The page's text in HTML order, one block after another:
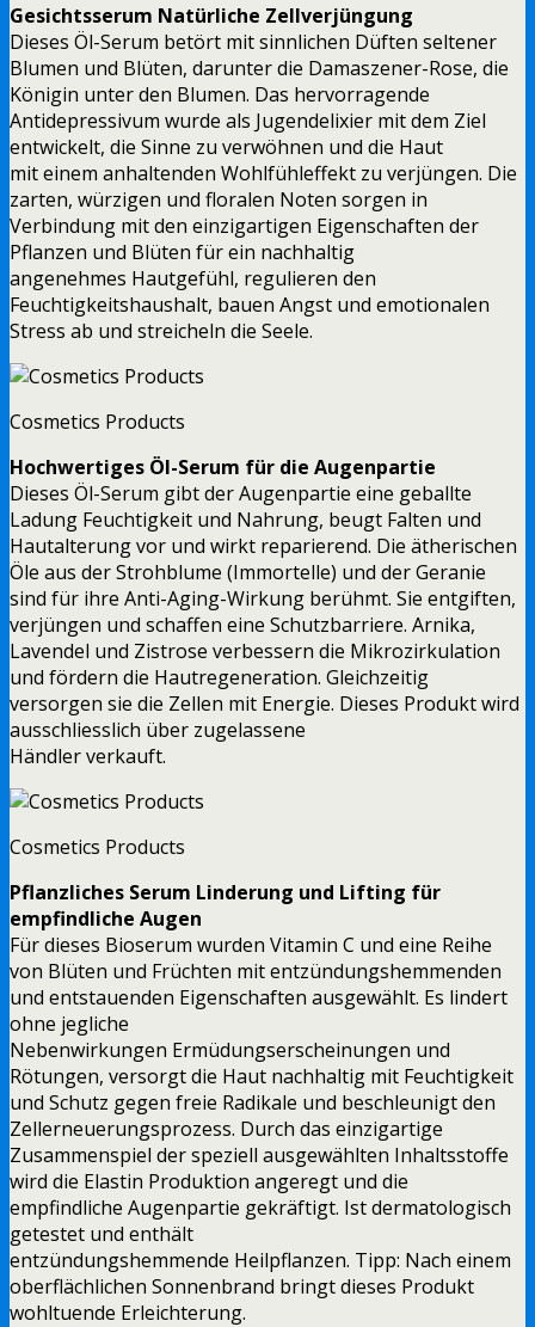
Gesichtsserum Natürliche Zellverjüngung
Dieses Öl-Serum betört mit sinnlichen Düften seltener
Blumen und Blüten, darunter die Damaszener-Rose, die
Königin unter den Blumen. Das hervorragende
Antidepressivum wurde als Jugendelixier mit dem Ziel
entwickelt, die Sinne zu verwöhnen und die Haut
mit einem anhaltenden Wohlfühleffekt zu verjüngen. Die
zarten, würzigen und floralen Noten sorgen in
Verbindung mit den einzigartigen Eigenschaften der
Pflanzen und Blüten für ein nachhaltig
angenehmes Hautgefühl, regulieren den
Feuchtigkeitshaushalt, bauen Angst und emotionalen
Stress ab und streicheln die Seele.
Cosmetics Products
Hochwertiges Öl-Serum für die Augenpartie
Dieses Öl-Serum gibt der Augenpartie eine geballte
Ladung Feuchtigkeit und Nahrung, beugt Falten und
Hautalterung vor und wirkt reparierend. Die ätherischen
Öle aus der Strohblume (Immortelle) und der Geranie
sind für ihre Anti-Aging-Wirkung berühmt. Sie entgiften,
verjüngen und schaffen eine Schutzbarriere. Arnika,
Lavendel und Zistrose verbessern die Mikrozirkulation
und fördern die Hautregeneration. Gleichzeitig
versorgen sie die Zellen mit Energie. Dieses Produkt wird
ausschliesslich über zugelassene
Händler verkauft.
Cosmetics Products
Pflanzliches Serum Linderung und Lifting für
empfindliche Augen
Für dieses Bioserum wurden Vitamin C und eine Reihe
von Blüten und Früchten mit entzündungshemmenden
und entstauenden Eigenschaften ausgewählt. Es lindert
ohne jegliche
Nebenwirkungen Ermüdungserscheinungen und
Rötungen, versorgt die Haut nachhaltig mit Feuchtigkeit
und Schutz gegen freie Radikale und beschleunigt den
Zellerneuerungsprozess. Durch das einzigartige
Zusammenspiel der speziell ausgewählten Inhaltsstoffe
wird die Elastin Produktion angeregt und die
empfindliche Augenpartie gekräftigt. Ist dermatologisch
getestet und enthält
entzündungshemmende Heilpflanzen. Tipp: Nach einem
oberflächlichen Sonnenbrand bringt dieses Produkt
wohltuende Erleichterung.